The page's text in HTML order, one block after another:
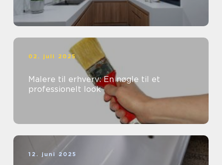
02. juli 2025
Malere til erhverv: En nøgle til et
professionelt look
12. juni 2025